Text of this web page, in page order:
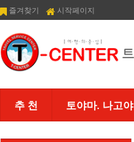
즐겨찾기 시작페이지
추 천 토야마. 나고야